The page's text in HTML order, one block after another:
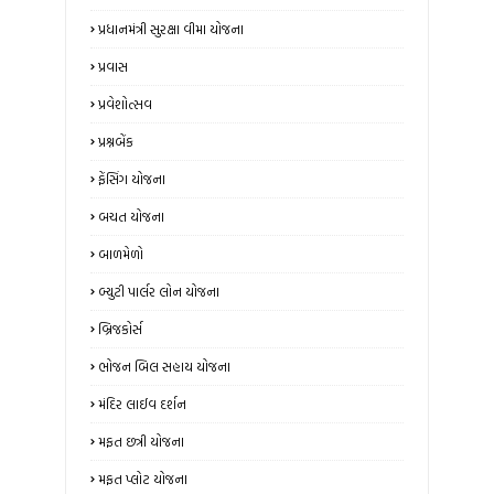
પ્રધાનમંત્રી સુરક્ષા વીમા યોજના
પ્રવાસ
પ્રવેશોત્સવ
પ્રશ્નબેંક
ફેંસિંગ યોજના
બચત યોજના
બાળમેળો
બ્યુટી પાર્લર લોન યોજના
બ્રિજકોર્સ
ભોજન બિલ સહાય યોજના
મંદિર લાઈવ દર્શન
મફત છત્રી યોજના
મફત પ્લોટ યોજના